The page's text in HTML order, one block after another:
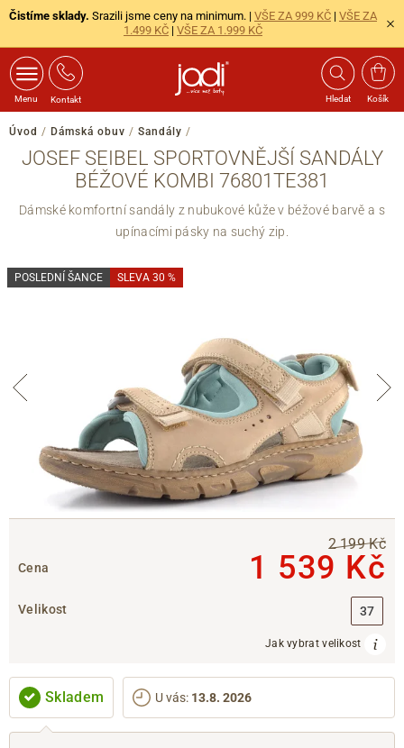
Čistíme sklady. Srazili jsme ceny na minimum. | VŠE ZA 999 KČ | VŠE ZA
1.499 KČ | VŠE ZA 1.999 KČ
Menu Kontakt Hledat Košík
Úvod / Dámská obuv / Sandály /
JOSEF SEIBEL SPORTOVNĚJŠÍ SANDÁLY
BÉŽOVÉ KOMBI 76801TE381
Dámské komfortní sandály z nubukové kůže v béžové barvě a s
upínacími pásky na suchý zip.
POSLEDNÍ ŠANCE SLEVA 30 %
Cena
2 199 Kč
1 539 Kč
Velikost 37
Jak vybrat velikost
Skladem U vás: 13.8. 2026